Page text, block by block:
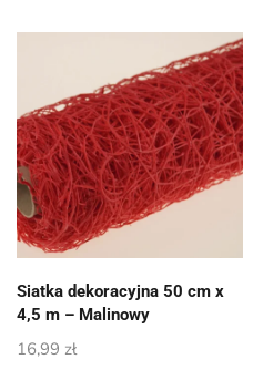
Siatka dekoracyjna 50 cm x
4,5 m – Malinowy
16,99 zł